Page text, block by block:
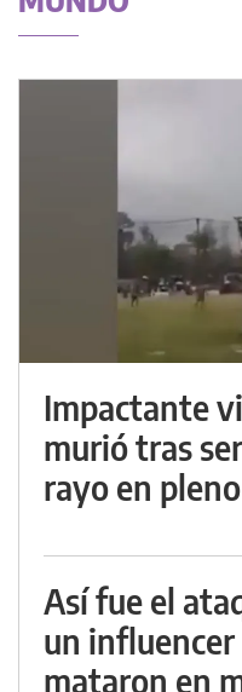
Impactante
murió tras
rayo en
Así fue el
un influencer
mataron en